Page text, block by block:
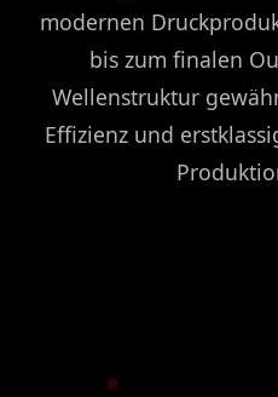
modernen
bis zum finalen
Wellenstruktur
Effizienz und